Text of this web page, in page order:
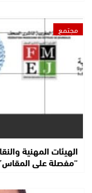
مجتمع
الهيئات المهنية
“مفصلة على